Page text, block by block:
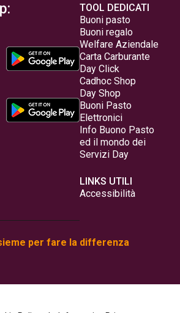
TOOL DEDICATI
Buoni pasto
Buoni regalo
Welfare Aziendale
Carta Carburante
Day Click
Cadhoc Shop
Day Shop
Buoni Pasto
Elettronici
Info Buono Pasto
ed il mondo dei
Servizi Day
LINKS UTILI
Accessibilità
per fare la differenza